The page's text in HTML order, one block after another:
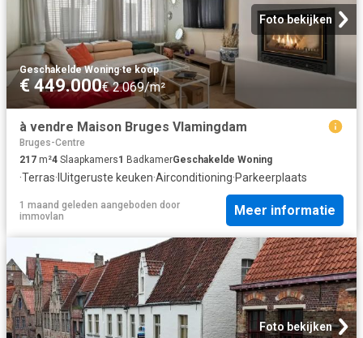
Foto bekijken
Geschakelde Woning·te koop
€ 449.000€ 2.069/m²
à vendre Maison Bruges Vlamingdam
Bruges-Centre
217 m²4 Slaapkamers1 BadkamerGeschakelde Woning
·Terras· IUitgeruste keuken·Airconditioning·Parkeerplaats
1 maand geleden aangeboden door
immovlan
Meer informatie
Foto bekijken